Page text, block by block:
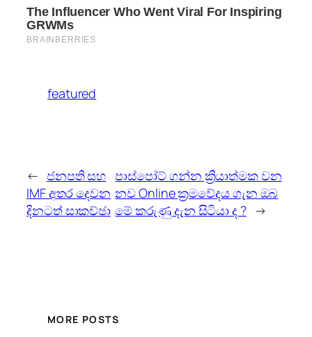
featured
← ජනපති සහ
IMF අතර දෙවන
දිනටත් සාකච්ඡා
පාස්පෝට් ගන්න ක්‍රියාත්මක වන
නව Online ක්‍රමවේදය ගැන ඔබ
මේ කරුණු දැන සිටියා ද ? →
MORE POSTS